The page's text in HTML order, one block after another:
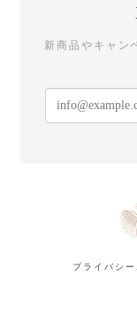
新商品やキャン
プライバシー